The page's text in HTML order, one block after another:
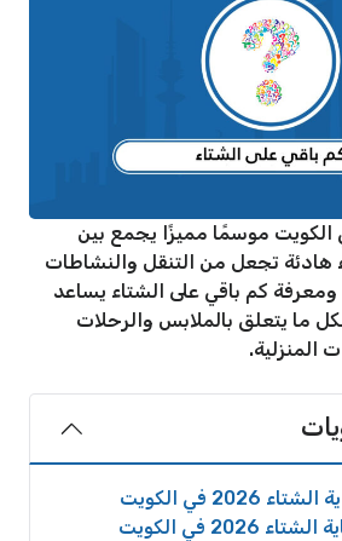
الكويت موسمًا مميزًا يجمع بين
هادئة تجعل من التنقل والنشاطات
ومعرفة كم باقي على الشتاء يساعد
ما يتعلق بالملابس والرحلات
المنزلية.
في الكويت
في الكويت